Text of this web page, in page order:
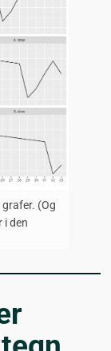
(Og
i den